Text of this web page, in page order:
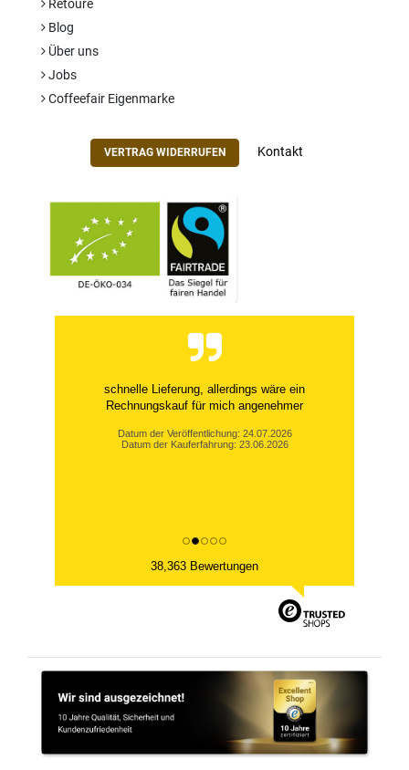
Retoure
Blog
Über uns
Jobs
Coffeefair Eigenmarke
VERTRAG WIDERRUFEN Kontakt
schnelle Lieferung, allerdings wäre ein
Rechnungskauf für mich angenehmer
Datum der Veröffentlichung: 24.07.2026
Datum der Kauferfahrung: 23.06.2026
38,363 Bewertungen